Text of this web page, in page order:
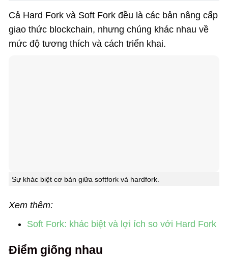
Cả Hard Fork và Soft Fork đều là các bản nâng cấp
giao thức blockchain, nhưng chúng khác nhau về
mức độ tương thích và cách triển khai.
Sự khác biệt cơ bản giữa softfork và hardfork.
Xem thêm:
Soft Fork: khác biệt và lợi ích so với Hard Fork
Điểm giống nhau